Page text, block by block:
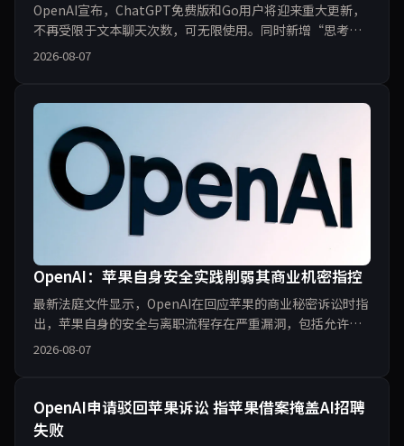
OpenAI宣布，ChatGPT免费版和Go用户将迎来重大更新，
不再受限于文本聊天次数，可无限使用。同时新增“思考”
按钮，针对复杂查询提供深度推理。这一举措不仅降低了AI
2026-08-07
OpenAI：苹果自身安全实践削弱其商业机密指控
最新法庭文件显示，OpenAI在回应苹果的商业秘密诉讼时指
出，苹果自身的安全与离职流程存在严重漏洞，包括允许一
位经理在前工程师离职后继续访问其iCloud账户。OpenAI认
响。
2026-08-07
OpenAI申请驳回苹果诉讼 指苹果借案掩盖AI招聘
失败